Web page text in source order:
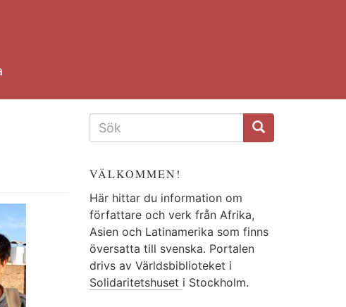
SÖKFORMULÄR
VÄLKOMMEN!
Här hittar du information om
författare och verk från Afrika,
Asien och Latinamerika som finns
översatta till svenska. Portalen
drivs av Världsbiblioteket i
Solidaritetshuset i Stockholm.